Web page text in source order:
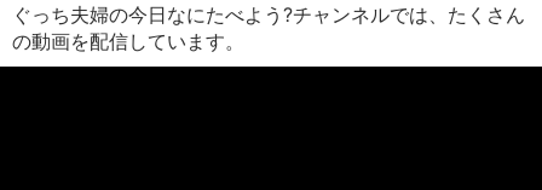
ぐっち夫婦の今日なにたべよう?チャンネルでは、たくさん
の動画を配信しています。